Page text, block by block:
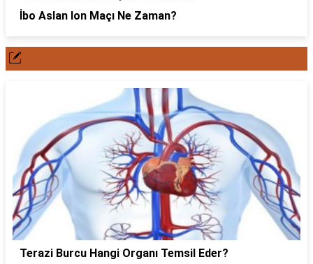
İbo Aslan Ion Maçı Ne Zaman?
Terazi Burcu Hangi Organı Temsil Eder?